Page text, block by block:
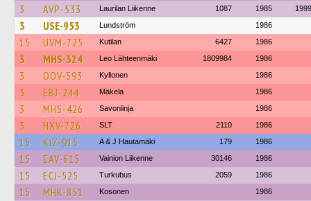
3 AVP-533 Laurilan Liikenne 1087 1985 1999
3 USE-953 Lundström 1986
15 UVM-725 Kutilan 6427 1986
3 MHS-324 Leo Lähteenmäki 1809984 1986
3 OOV-593 Kyllonen 1986
3 EBJ-244 Mäkela 1986
3 MHS-426 Savonlinja 1986
3 HXV-726 SLT 2110 1986
15 KIZ-915 A & J Hautamäki 179 1986
15 EAV-615 Vainion Liikenne 30146 1986
15 ECJ-525 Turkubus 2059 1986
15 MHK-851 Kosonen 1986